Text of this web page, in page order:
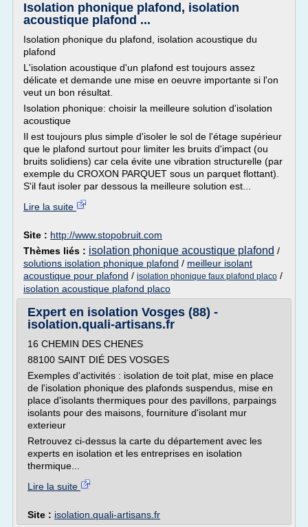
Isolation phonique plafond, isolation
acoustique plafond ...
Isolation phonique du plafond, isolation acoustique du
plafond
L'isolation acoustique d'un plafond est toujours assez
délicate et demande une mise en oeuvre importante si l'on
veut un bon résultat.
Isolation phonique: choisir la meilleure solution d'isolation
acoustique
Il est toujours plus simple d'isoler le sol de l'étage supérieur
que le plafond surtout pour limiter les bruits d'impact (ou
bruits solidiens) car cela évite une vibration structurelle (par
exemple du CROXON PARQUET sous un parquet flottant).
S'il faut isoler par dessous la meilleure solution est...
Lire la suite
Site : http://www.stopobruit.com
Thèmes liés : isolation phonique acoustique plafond /
solutions isolation phonique plafond / meilleur isolant
acoustique pour plafond / isolation phonique faux plafond placo /
isolation acoustique plafond placo
Expert en isolation Vosges (88) -
isolation.quali-artisans.fr
16 CHEMIN DES CHENES
88100 SAINT DIÉ DES VOSGES
Exemples d'activités : isolation de toit plat, mise en place
de l'isolation phonique des plafonds suspendus, mise en
place d'isolants thermiques pour des pavillons, parpaings
isolants pour des maisons, fourniture d'isolant mur
exterieur
Retrouvez ci-dessus la carte du département avec les
experts en isolation et les entreprises en isolation
thermique...
Lire la suite
Site : isolation.quali-artisans.fr